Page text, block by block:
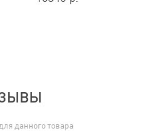
данного товара